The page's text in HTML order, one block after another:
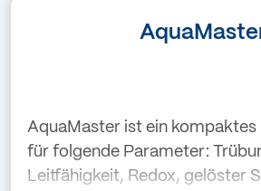
AquaMaster ist ein kompaktes
für folgende Parameter:
Leitfähigkeit, Redox, gelöster